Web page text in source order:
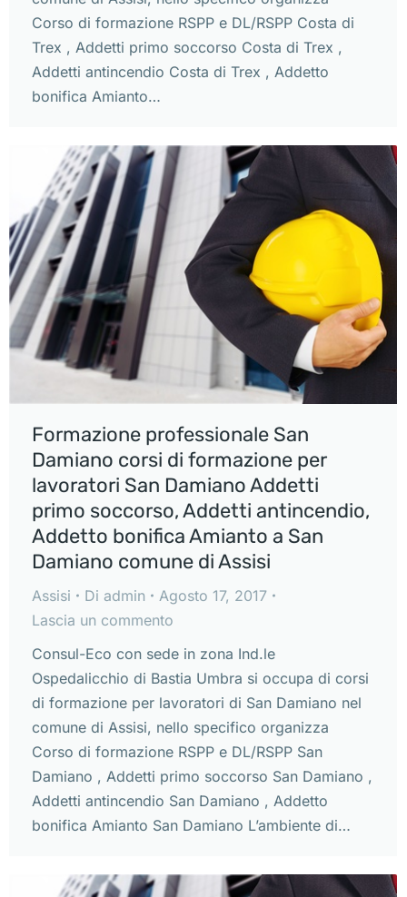
Corso di formazione RSPP e DL/RSPP Costa di
Trex , Addetti primo soccorso Costa di Trex ,
Addetti antincendio Costa di Trex , Addetto
bonifica Amianto…
Formazione professionale San
Damiano corsi di formazione per
lavoratori San Damiano Addetti
primo soccorso, Addetti antincendio,
Addetto bonifica Amianto a San
Damiano comune di Assisi
Assisi Di admin
Agosto 17, 2017
Lascia un commento
Consul-Eco con sede in zona Ind.le
Ospedalicchio di Bastia Umbra si occupa di corsi
di formazione per lavoratori di San Damiano nel
comune di Assisi, nello specifico organizza
Corso di formazione RSPP e DL/RSPP San
Damiano , Addetti primo soccorso San Damiano ,
Addetti antincendio San Damiano , Addetto
bonifica Amianto San Damiano L’ambiente di…